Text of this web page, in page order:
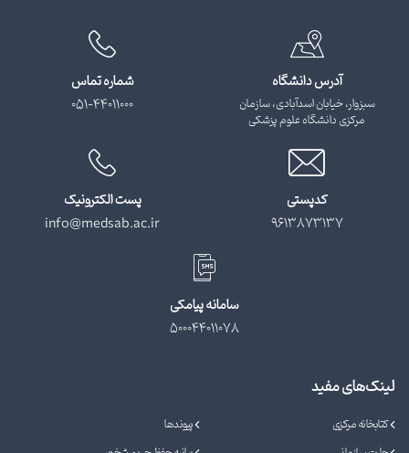
آدرس دانشگاه
سبزوار، خیابان اسدآبادی، سازمان
مرکزی دانشگاه علوم پزشکی
شماره تماس
051-44011000
کدپستی
9613873137
پست الکترونیک
info@medsab.ac.ir
سامانه پیامکی
500044011078
لینک‌های مفید
کتابخانه مرکزی
پیوندها